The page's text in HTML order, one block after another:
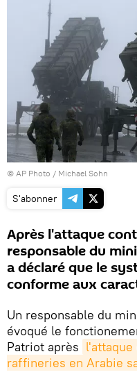
© AP Photo / Michael Sohn
S'abonner
Après l'attaque
responsable du
a déclaré que le
conforme aux
Un responsable du
évoqué le
Patriot après
raffineries en Arabie